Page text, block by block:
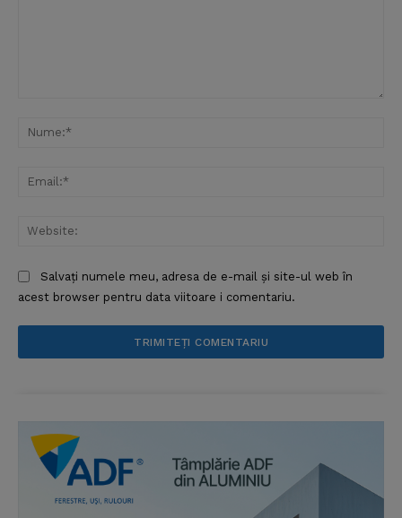
Salvați numele meu, adresa de e-mail și site-ul web în
acest browser pentru data viitoare i comentariu.